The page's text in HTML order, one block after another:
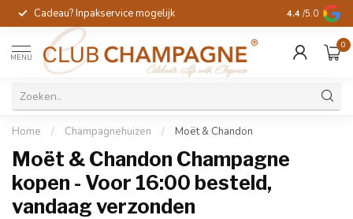
Cadeau? Inpakservice mogelijk Gratis
4.4 /5.0
MENU
0
Home / Champagnehuizen / Moët & Chandon
Moët & Chandon Champagne
kopen - Voor 16:00 besteld,
vandaag verzonden